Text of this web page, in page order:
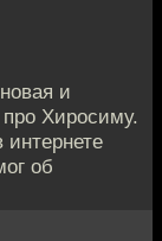
и
Хиросиму.
об